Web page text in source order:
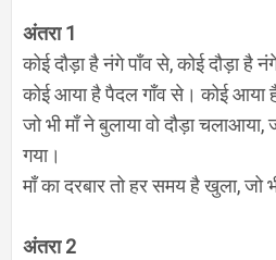
अंतरा 1
कोई दौड़ा है नंगे पाँव से, कोई दौड़ा है
कोई आया है पैदल गाँव से।कोई आया
जो भी माँ ने बुलाया वो दौड़ा चलाआया,
गया।
माँ का दरबार तो हर समय है खुला,जो
अंतरा 2